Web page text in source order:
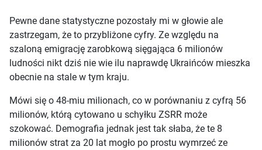
Pewne dane statystyczne pozostały mi w głowie ale
zastrzegam, że to przybliżone cyfry. Ze względu na
szaloną emigrację zarobkową sięgająca 6 milionów
ludności nikt dziś nie wie ilu naprawdę Ukraińców mieszka
obecnie na stale w tym kraju.
Mówi się o 48-miu milionach, co w porównaniu z cyfrą 56
milionów, którą cytowano u schyłku ZSRR może
szokować. Demografia jednak jest tak słaba, że te 8
milionów strat za 20 lat mogło po prostu wymrzeć ze